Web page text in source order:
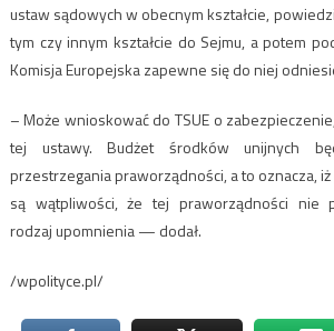
ustaw sądowych w obecnym kształcie,
tym czy innym kształcie do Sejmu, a potem
Komisja Europejska zapewne się do niej
– Może wnioskować do TSUE o
tej ustawy. Budżet środków unijnych
przestrzegania praworządności, a to oznacza,
są wątpliwości, że tej praworządności nie
rodzaj upomnienia — dodał.
/wpolityce.pl/